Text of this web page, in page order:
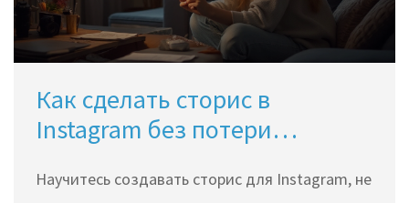
Как сделать сторис в
Instagram без потери
Научитесь создавать сторис для Instagram, не